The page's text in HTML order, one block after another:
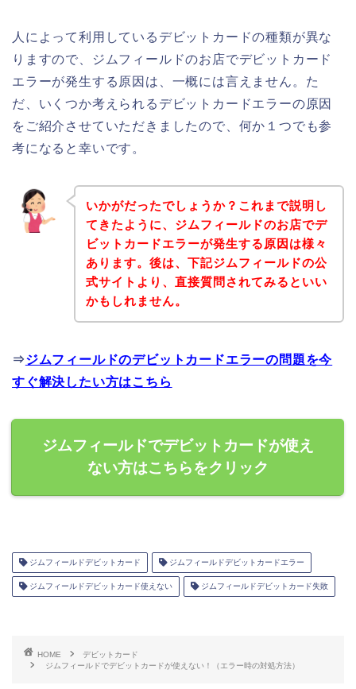
人によって利用しているデビットカードの種類が異な
りますので、ジムフィールドのお店でデビットカード
エラーが発生する原因は、一概には言えません。た
だ、いくつか考えられるデビットカードエラーの原因
をご紹介させていただきましたので、何か１つでも参
考になると幸いです。
いかがだったでしょうか？これまで説明し
てきたように、ジムフィールドのお店でデ
ビットカードエラーが発生する原因は様々
あります。後は、下記ジムフィールドの公
式サイトより、直接質問されてみるといい
かもしれません。
⇒ジムフィールドのデビットカードエラーの問題を今
すぐ解決したい方はこちら
ジムフィールドでデビットカードが使え
ない方はこちらをクリック
ジムフィールドデビットカード ジムフィールドデビットカードエラー
ジムフィールドデビットカード使えない ジムフィールドデビットカード失敗
HOME
デビットカード
ジムフィールドでデビットカードが使えない！（エラー時の対処方法）